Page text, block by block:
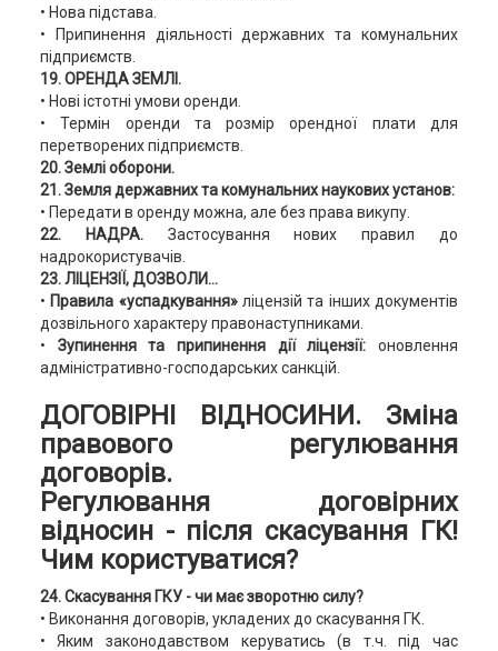
• Нова підстава.
• Припинення діяльності державних та комунальних
підприємств.
19. ОРЕНДА ЗЕМЛІ.
• Нові істотні умови оренди.
• Термін оренди та розмір орендної плати для
перетворених підприємств.
20. Землі оборони.
21. Земля державних та комунальних наукових установ:
• Передати в оренду можна, але без права викупу.
22. НАДРА. Застосування нових правил до
надрокористувачів.
23. ЛІЦЕНЗІЇ, ДОЗВОЛИ...
• Правила «успадкування» ліцензій та інших документів
дозвільного характеру правонаступниками.
• Зупинення та припинення дії ліцензії:оновлення
адміністративно-господарських санкцій.
ДОГОВІРНІ ВІДНОСИНИ. Зміна
правового регулювання
договорів.
Регулювання договірних
відносин - після скасування ГК!
Чим користуватися?
24. Скасування ГКУ - чи має зворотню силу?
• Виконання договорів, укладених до скасування ГК.
• Яким законодавством керуватись (в т.ч. під час